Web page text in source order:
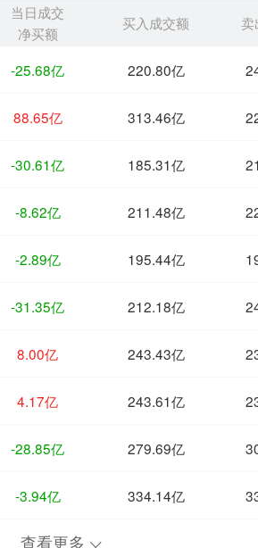
当日成交
净买额
买入成交额 卖
-25.68亿 220.80亿
88.65亿 313.46亿
-30.61亿 185.31亿
-8.62亿 211.48亿
-2.89亿 195.44亿
-31.35亿 212.18亿
8.00亿 243.43亿
4.17亿 243.61亿
-28.85亿 279.69亿
-3.94亿 334.14亿
查看更多